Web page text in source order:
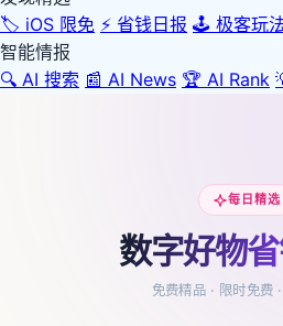
🏷️ iOS 限免 ⚡ 省钱日报 🕹️ 极客玩
智能情报
🔍 AI 搜索 📰 AI News 🏆 AI Rank
每日精选
数字好物
免费精品 · 限时免费